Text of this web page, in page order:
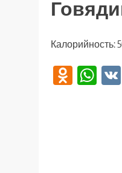
Калорийность: